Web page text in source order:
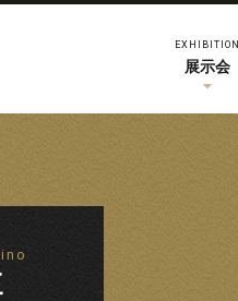
EXHIBITION
展示会